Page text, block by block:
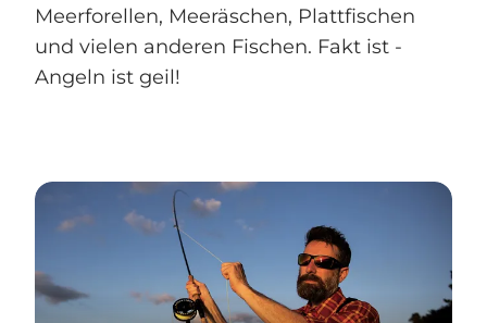
Meerforellen, Meeräschen, Plattfischen
und vielen anderen Fischen. Fakt ist -
Angeln ist geil!